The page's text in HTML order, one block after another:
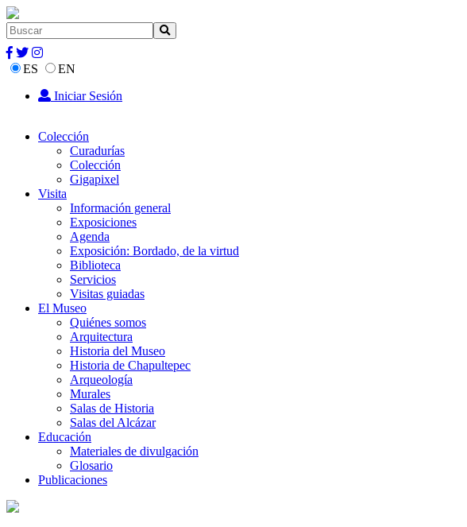
ES
EN
Iniciar Sesión
Colección
Curadurías
Colección
Gigapixel
Visita
Información general
Exposiciones
Agenda
Exposición: Bordado, de la virtud
Biblioteca
Servicios
Visitas guiadas
El Museo
Quiénes somos
Arquitectura
Historia del Museo
Historia de Chapultepec
Arqueología
Murales
Salas de Historia
Salas del Alcázar
Educación
Materiales de divulgación
Glosario
Publicaciones